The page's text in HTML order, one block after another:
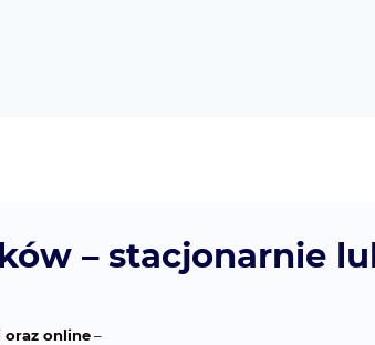
– stacjonarnie
oraz online–